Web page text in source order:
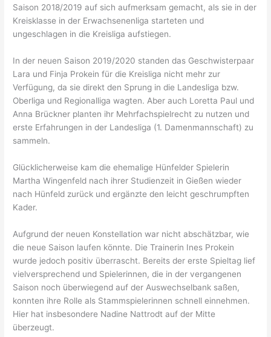
Saison 2018/2019 auf sich aufmerksam gemacht, als sie in der
Kreisklasse in der Erwachsenenliga starteten und
ungeschlagen in die Kreisliga aufstiegen.
In der neuen Saison 2019/2020 standen das Geschwisterpaar
Lara und Finja Prokein für die Kreisliga nicht mehr zur
Verfügung, da sie direkt den Sprung in die Landesliga bzw.
Oberliga und Regionalliga wagten. Aber auch Loretta Paul und
Anna Brückner planten ihr Mehrfachspielrecht zu nutzen und
erste Erfahrungen in der Landesliga (1. Damenmannschaft) zu
sammeln.
Glücklicherweise kam die ehemalige Hünfelder Spielerin
Martha Wingenfeld nach ihrer Studienzeit in Gießen wieder
nach Hünfeld zurück und ergänzte den leicht geschrumpften
Kader.
Aufgrund der neuen Konstellation war nicht abschätzbar, wie
die neue Saison laufen könnte. Die Trainerin Ines Prokein
wurde jedoch positiv überrascht. Bereits der erste Spieltag lief
vielversprechend und Spielerinnen, die in der vergangenen
Saison noch überwiegend auf der Auswechselbank saßen,
konnten ihre Rolle als Stammspielerinnen schnell einnehmen.
Hier hat insbesondere Nadine Nattrodt auf der Mitte
überzeugt.